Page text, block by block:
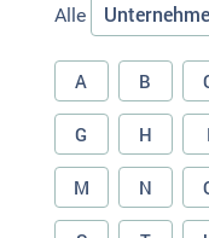
Alle
A B
G H I
M N